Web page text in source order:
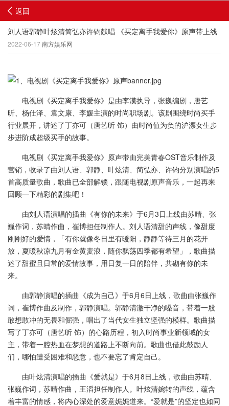
返回
刘人语郭静叶炫清简弘亦许钧献唱 《买定离手我爱你》原声带上线
2022-06-17南方娱乐网
电视剧《买定离手我爱你》是由李漠执导，张巍编剧，唐艺
昕、杨仕泽、袁文康、李媛主演的时尚职场剧。该剧围绕时尚买手
行业展开，讲述了丁亦可（唐艺昕 饰）由时尚值为负的沪漂女生步
步进阶成超级买手的故事。
电视剧《买定离手我爱你》原声带由完美青春OST音乐制作及
营销，收录了由刘人语、郭静、叶炫清、简弘亦、许钧分别演唱的5
首高质量歌曲，歌曲已全部解锁，跟随电视剧原声音乐，一起再来
回顾一下精彩的剧集吧！
由刘人语演唱的插曲《有你的未来》于6月3日上线由苏晴、张
巍作词，苏晴作曲，崔博担任制作人。刘人语清甜的声线，像甜度
刚刚好的爱情，「有你就像冬日里有暖阳，静静等待三月的花开
放，夏暖秋凉九月有金黄麦浪，随你飘荡四季都有希望」，歌曲描
述了甜蜜且日常的爱情故事，用日复一日的陪伴，共砌有你的未
来。
由郭静演唱的插曲《成为自己》于6月6日上线，歌曲由张巍作
词，崔博作曲及制作，郭静演唱。郭静清澈干净的嗓音，带着一股
敢想敢冲的无畏和倔强，唱出了当代女生独立坚强的模样。歌曲描
写了丁亦可（唐艺昕 饰）的心路历程，初入时尚事业新领域的女
主，带着一腔热血在梦想的道路上不断向前。歌曲也借此鼓励人
们，哪怕遭受困难和恶意，也不要忘了肯定自己。
由叶炫清演唱的插曲《爱就是》于6月8日上线，歌曲由苏晴、
张巍作词，苏晴作曲，王滔担任制作人。叶炫清婉转的声线，蕴含
着丰富的情感，将内心深处的爱意娓娓道来。“爱就是”的坚定也如同